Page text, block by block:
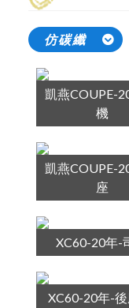
仿碳纖
凱燕COUPE-
機
凱燕COUPE-
座
XC60-20年-
XC60-20年-